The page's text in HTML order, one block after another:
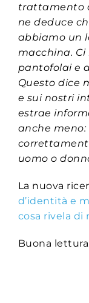
trattamento
ne deduce
abbiamo un
macchina.
pantofolai e
Questo dice
e sui nostri
estrae
anche
uomo o
La nuova
d’identità e
cosa rivela di
Buona